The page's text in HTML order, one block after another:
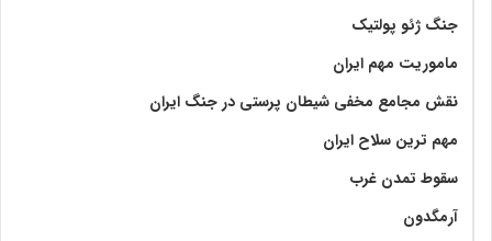
جنگ ژئو پولتیک
ماموریت مهم ایران
نقش مجامع مخفی شیطان پرستی در جنگ ایران
مهم ترین سلاح ایران
سقوط تمدن غرب
آرمگدون